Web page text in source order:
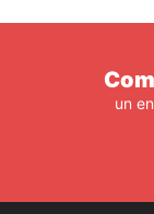
un